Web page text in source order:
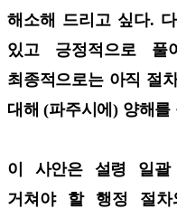
해소해 드리고 싶다.
있고 긍정적으로 풀
최종적으로는 아직 절
대해 (파주시에) 양해
이 사안은 설령 일괄
거쳐야 할 행정 절